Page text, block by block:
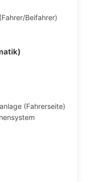
Beifahrer)
(Fahrerseite)